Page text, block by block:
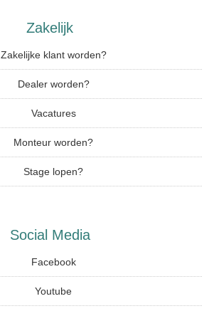
Zakelijk
Zakelijke klant worden?
Dealer worden?
Vacatures
Monteur worden?
Stage lopen?
Social Media
Facebook
Youtube